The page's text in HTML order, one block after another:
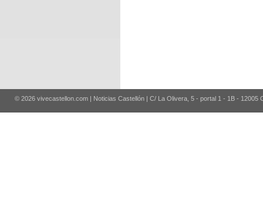
© 2026 vivecastellon.com | Noticias Castellón | C/ La Olivera, 5 - portal 1 - 1B - 12005